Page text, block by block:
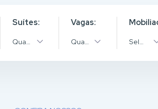
Suítes:
Quantidade
Vagas:
Quantidade